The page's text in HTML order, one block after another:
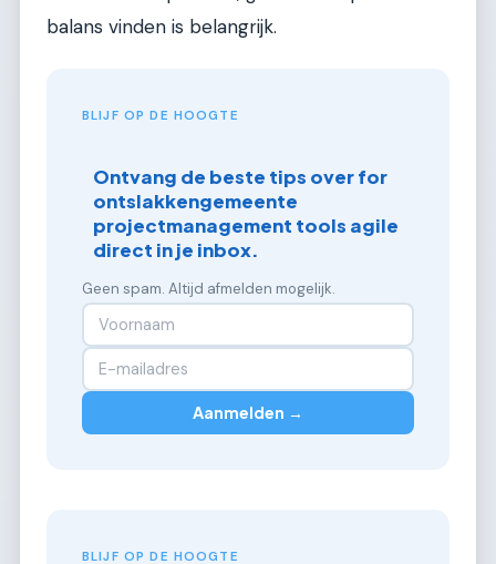
balans vinden is belangrijk.
BLIJF OP DE HOOGTE
Ontvang de beste tips over for
ontslakkengemeente
projectmanagement tools agile
direct in je inbox.
Geen spam. Altijd afmelden mogelijk.
Aanmelden →
BLIJF OP DE HOOGTE